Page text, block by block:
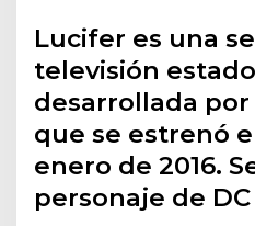
Lucifer es una
televisión
desarrollada
que se estrenó
enero de 2016.
personaje de